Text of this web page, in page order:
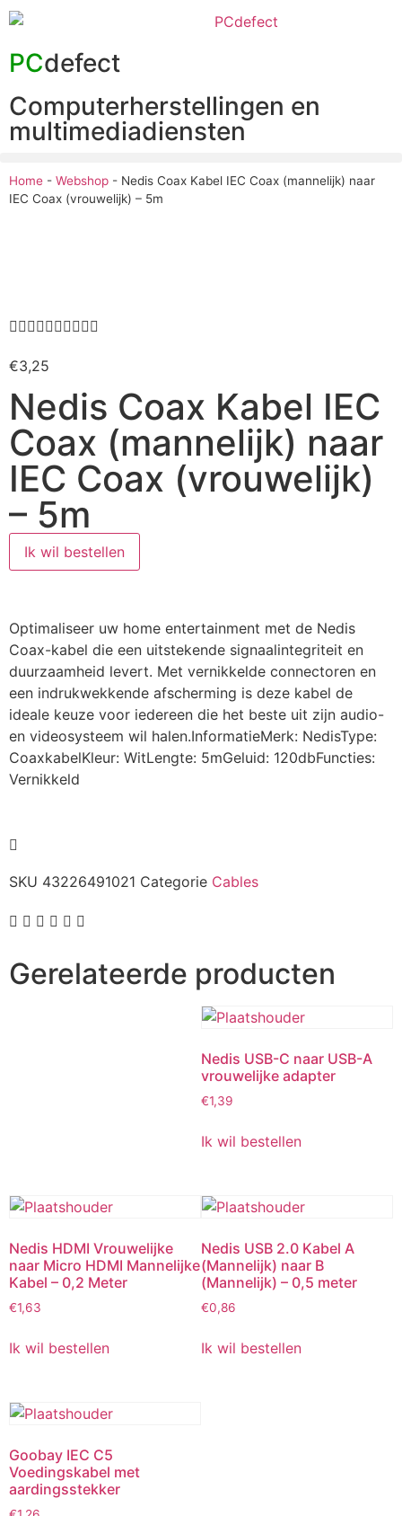
PCdefect
Computerherstellingen en
multimediadiensten
Home - Webshop - Nedis Coax Kabel IEC Coax (mannelijk) naar
IEC Coax (vrouwelijk) – 5m

€3,25
Nedis Coax Kabel IEC
Coax (mannelijk) naar
IEC Coax (vrouwelijk)
– 5m
Ik wil bestellen
Optimaliseer uw home entertainment met de Nedis
Coax-kabel die een uitstekende signaalintegriteit en
duurzaamheid levert. Met vernikkelde connectoren en
een indrukwekkende afscherming is deze kabel de
ideale keuze voor iedereen die het beste uit zijn audio-
en videosysteem wil halen.InformatieMerk: NedisType:
CoaxkabelKleur: WitLengte: 5mGeluid: 120dbFuncties:
Vernikkeld
SKU 43226491021 Categorie Cables
Gerelateerde producten
Nedis USB-C naar USB-A
vrouwelijke adapter
€1,39
Ik wil bestellen
Nedis HDMI Vrouwelijke
naar Micro HDMI Mannelijke
Kabel – 0,2 Meter
€1,63
Ik wil bestellen
Nedis USB 2.0 Kabel A
(Mannelijk) naar B
(Mannelijk) – 0,5 meter
€0,86
Ik wil bestellen
Goobay IEC C5
Voedingskabel met
aardingsstekker